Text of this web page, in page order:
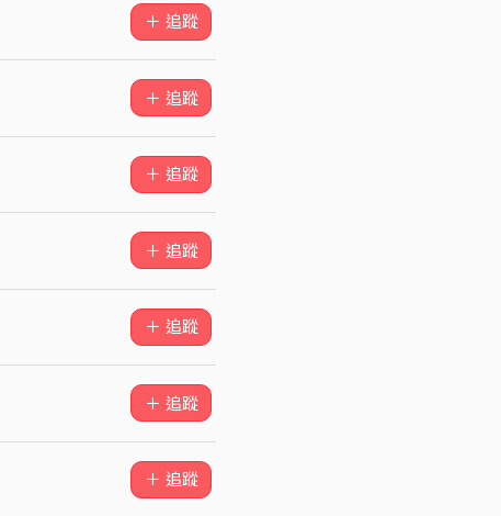
＋ 追蹤
＋ 追蹤
＋ 追蹤
＋ 追蹤
＋ 追蹤
＋ 追蹤
＋ 追蹤